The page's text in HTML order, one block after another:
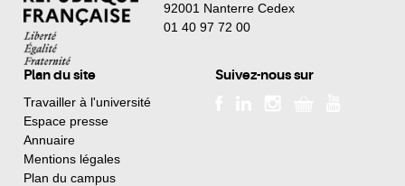
92001 Nanterre Cedex
01 40 97 72 00
Plan du site
Travailler à l'université
Espace presse
Annuaire
Mentions légales
Plan du campus
Suivez-nous sur